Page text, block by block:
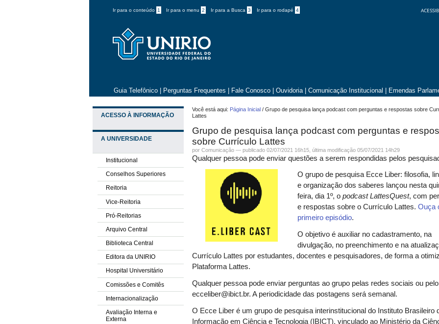
Ir para o conteúdo 1 Ir para o menu 2 Ir para a Busca 3 Ir para o rodapé 4
Guia Telefônico Perguntas Frequentes Fale Conosco Ouvidoria Comunicação Institucional Emendas
ACESSO À INFORMAÇÃO
A UNIVERSIDADE
Institucional
Conselhos Superiores
Reitoria
Vice-Reitoria
Pró-Reitorias
Arquivo Central
Biblioteca Central
Editora da UNIRIO
Hospital Universitário
Comissões e Comitês
Internacionalização
Avaliação Interna e
Externa
Você está aqui: Página Inicial /Grupo de pesquisa lança podcast com perguntas e respostas sobre
Lattes
Grupo de pesquisa lança podcast com perguntas e
sobre Currículo Lattes
porComunicação —publicado 02/07/2021 16h15,última modificação 05/07/2021 14h29
Qualquer pessoa pode enviar questões a serem respondidas pelos
O grupo de pesquisa Ecce Liber: filosofia,
e organização dos saberes lançou nesta
feira, dia 1º, opodcast LattesQuest, com
e respostas sobre o Currículo Lattes.Ouça
primeiro episódio.
O objetivo é auxiliar no cadastramento, na
divulgação, no preenchimento e na
Currículo Lattes por estudantes, docentes e pesquisadores, de forma a
Plataforma Lattes.
Qualquer pessoa pode enviar perguntas ao grupo pelas redes sociais ou pelo
ecceliber@ibict.br. A periodicidade das postagens será semanal.
O Ecce Liber é um grupo de pesquisa interinstitucional do Instituto Brasileiro
Informação em Ciência e Tecnologia (IBICT), vinculado ao Ministério da